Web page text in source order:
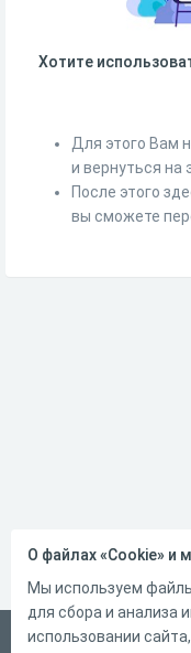
Хотите
Для этого Вам
и вернуться на
После этого
вы сможете
Русский
О файлах «Cookie» и
Мы используем
для сбора и анализа
использовании